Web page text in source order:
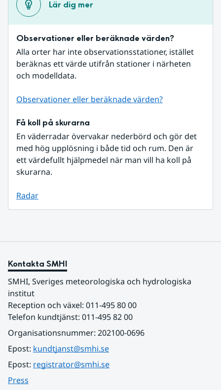
Lär dig mer
Observationer eller beräknade värden?
Alla orter har inte observationsstationer, istället
beräknas ett värde utifrån stationer i närheten
och modelldata.
Observationer eller beräknade värden?
Få koll på skurarna
En väderradar övervakar nederbörd och gör det
med hög upplösning i både tid och rum. Den är
ett värdefullt hjälpmedel när man vill ha koll på
skurarna.
Radar
Kontakta SMHI
SMHI, Sveriges meteorologiska och hydrologiska
institut
Reception och växel: 011-495 80 00
Telefon kundtjänst: 011-495 82 00
Organisationsnummer: 202100-0696
Epost: kundtjanst@smhi.se
Epost: registrator@smhi.se
Press